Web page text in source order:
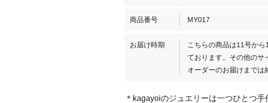
商品番号 MY017
お届け時期
こちらの商品は11号か
ております。その他のサ
オーダーのお届けまでは
＊kagayoiのジュエリーは一つひとつ